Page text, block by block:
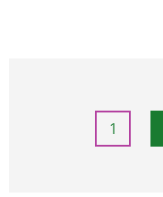
Strona
1